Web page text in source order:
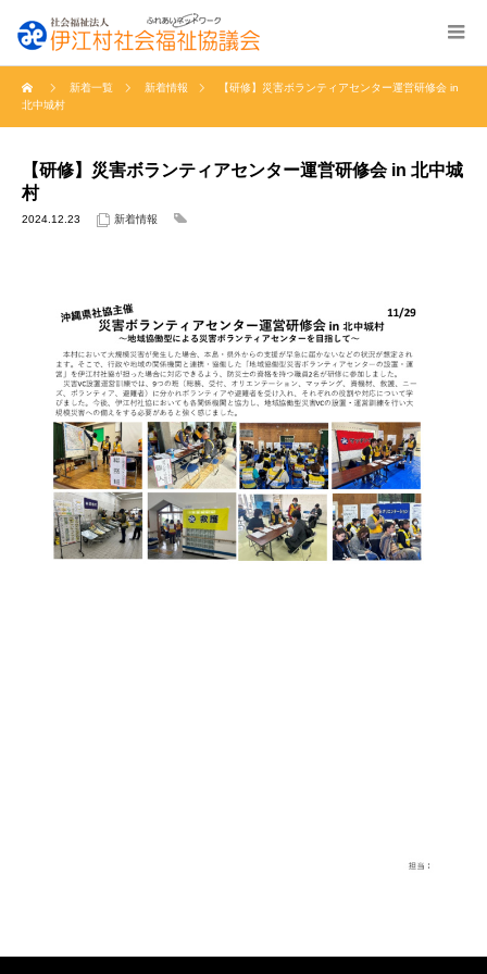
新着一覧 新着情報
【研修】災害ボランティアセンター運営研修会 in
北中城村
【研修】災害ボランティアセンター運営研修会 in 北中城
村
2024.12.23 新着情報